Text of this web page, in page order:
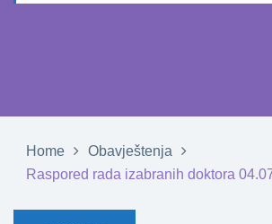
Home
Obavještenja
Raspored rada izabranih doktora